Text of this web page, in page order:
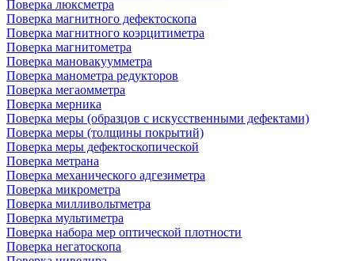
Поверка люксметра
Поверка магнитного дефектоскопа
Поверка магнитного коэрцитиметра
Поверка магнитометра
Поверка мановакуумметра
Поверка манометра редукторов
Поверка мегаомметра
Поверка мерника
Поверка меры (образцов с искусственными дефектами)
Поверка меры (толщины покрытий)
Поверка меры дефектоскопической
Поверка метрана
Поверка механического адгезиметра
Поверка микрометра
Поверка милливольтметра
Поверка мультиметра
Поверка набора мер оптической плотности
Поверка негатоскопа